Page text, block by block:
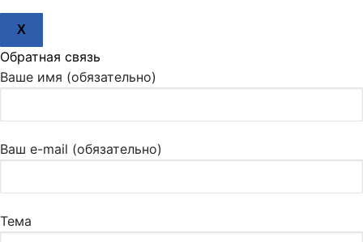
X
Обратная связь
Ваше имя (обязательно)
Ваш e-mail (обязательно)
Тема